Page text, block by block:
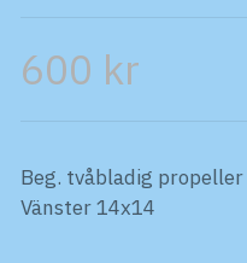
600 kr
Beg. tvåbladig
Vänster 14x14